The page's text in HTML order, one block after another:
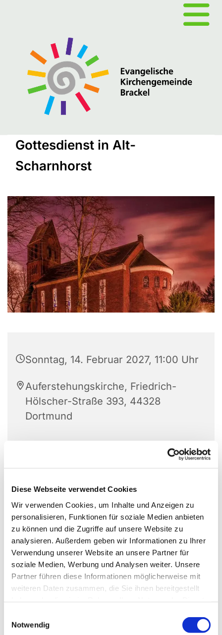
Diese Webseite verwendet Cookies
Wir verwenden Cookies, um Inhalte und Anzeigen zu
personalisieren, Funktionen für soziale Medien anbieten
zu können und die Zugriffe auf unsere Website zu
analysieren. Außerdem geben wir Informationen zu Ihrer
Verwendung unserer Website an unsere Partner für
soziale Medien, Werbung und Analysen weiter. Unsere
Partner führen diese Informationen möglicherweise mit
weiteren Daten zusammen, die Sie ihnen bereitgestellt
Notwendig
Gottesdienst in Alt-
Scharnhorst
Sonntag, 14. Februar 2027, 11:00 Uhr
Auferstehungskirche, Friedrich-
Hölscher-Straße 393, 44328
Dortmund